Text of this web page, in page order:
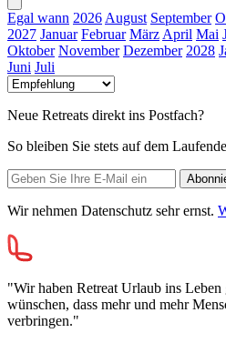
Egal wann 2026 August September
2027 Januar Februar März April Mai
Oktober November Dezember 2028
Juni Juli
Neue Retreats direkt ins Postfach?
So bleiben Sie stets auf dem
Wir nehmen Datenschutz sehr ernst.
"Wir haben Retreat Urlaub ins
wünschen, dass mehr und mehr
verbringen."